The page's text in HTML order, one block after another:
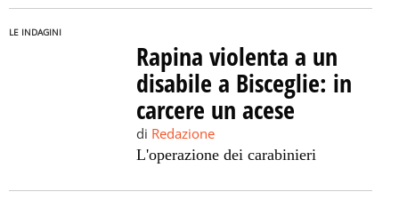
LE INDAGINI
Rapina violenta a un
disabile a Bisceglie: in
carcere un acese
di Redazione
L'operazione dei carabinieri